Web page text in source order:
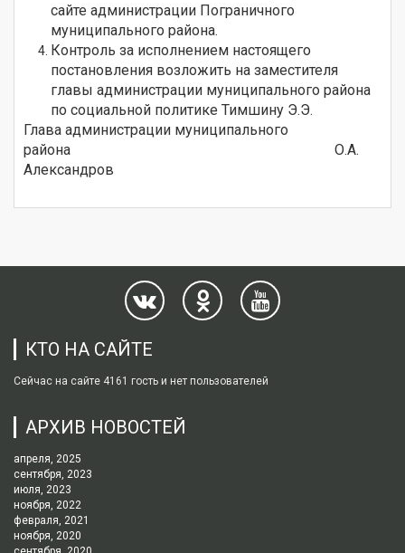
сайте администрации Пограничного
муниципального района.
Контроль за исполнением настоящего
постановления возложить на заместителя
главы администрации муниципального района
по социальной политике Тимшину Э.Э.
Глава администрации муниципального
района О.А.
Александров
КТО НА САЙТЕ
Сейчас на сайте 4161 гость и нет пользователей
АРХИВ НОВОСТЕЙ
апреля, 2025
сентября, 2023
июля, 2023
ноября, 2022
февраля, 2021
ноября, 2020